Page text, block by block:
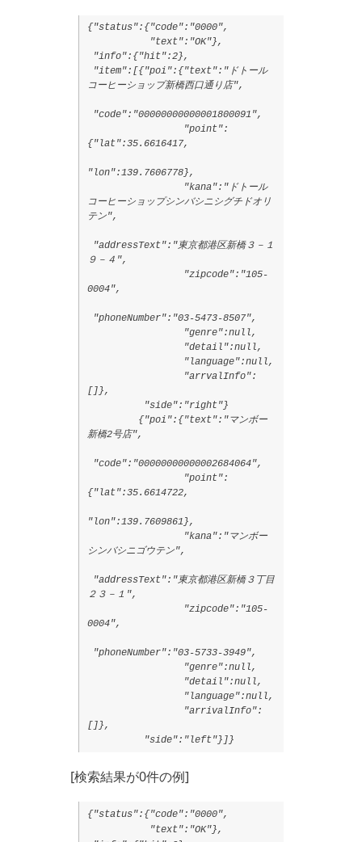
{"status":{"code":"0000",
"text":"OK"},
"info":{"hit":2},
"item":[{"poi":{"text":"ドトール
コーヒーショップ新橋西口通り店",
"code":"00000000000001800091",
"point":
{"lat":35.6616417,
"lon":139.7606778},
"kana":"ドトール
コーヒーショップシンバシニシグチドオリ
テン",
"addressText":"東京都港区新橋３－１
９－４",
"zipcode":"105-
0004",
"phoneNumber":"03-5473-8507",
"genre":null,
"detail":null,
"language":null,
"arrvalInfo":
[]},
"side":"right"}
{"poi":{"text":"マンボー
新橋2号店",
"code":"00000000000002684064",
"point":
{"lat":35.6614722,
"lon":139.7609861},
"kana":"マンボー
シンバシニゴウテン",
"addressText":"東京都港区新橋３丁目
２３－１",
"zipcode":"105-
0004",
"phoneNumber":"03-5733-3949",
"genre":null,
"detail":null,
"language":null,
"arrivalInfo":
[]},
"side":"left"}]}
[検索結果が0件の例]
{"status":{"code":"0000",
"text":"OK"},